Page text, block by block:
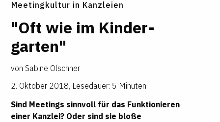
Meetingkultur in Kanzleien
"Oft wie im Kin­der­
garten"
von Sabine Olschner
2. Oktober 2018, Lesedauer: 5 Minuten
Sind Meetings sinnvoll für das Funktionieren
einer Kanzlei? Oder sind sie bloße